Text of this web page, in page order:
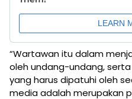
“Wartawan itu dalam
oleh undang-undang,
yang harus dipatuhi oleh
media adalah merupakan